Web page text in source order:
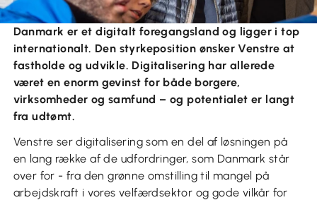
Danmark er et digitalt foregangsland og ligger i top
internationalt. Den styrkeposition ønsker Venstre at
fastholde og udvikle. Digitalisering har allerede
været en enorm gevinst for både borgere,
virksomheder og samfund – og potentialet er langt
fra udtømt.
Venstre ser digitalisering som en del af løsningen på
en lang række af de udfordringer, som Danmark står
over for - fra den grønne omstilling til mangel på
arbejdskraft i vores velfærdsektor og gode vilkår for